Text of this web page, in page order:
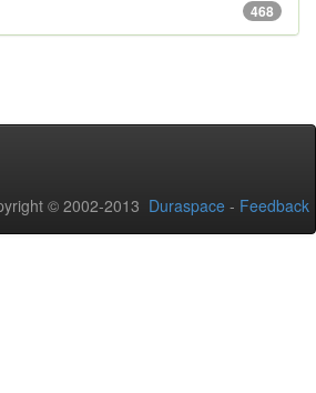
468
© 2002-2013 Duraspace - Feedback